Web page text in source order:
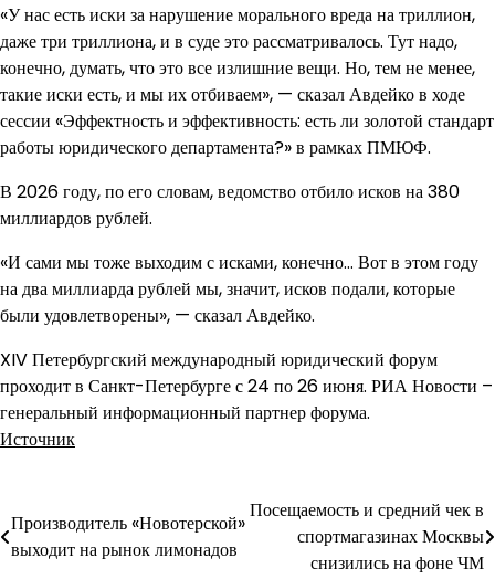
«У нас есть иски за нарушение морального вреда на триллион,
даже три триллиона, и в суде это рассматривалось. Тут надо,
конечно, думать, что это все излишние вещи. Но, тем не менее,
такие иски есть, и мы их отбиваем», — сказал Авдейко в ходе
сессии «Эффектность и эффективность: есть ли золотой стандарт
работы юридического департамента?» в рамках ПМЮФ.
В 2026 году, по его словам, ведомство отбило исков на 380
миллиардов рублей.
«И сами мы тоже выходим с исками, конечно… Вот в этом году
на два миллиарда рублей мы, значит, исков подали, которые
были удовлетворены», — сказал Авдейко.
XIV Петербургский международный юридический форум
проходит в Санкт-Петербурге с 24 по 26 июня. РИА Новости –
генеральный информационный партнер форума.
Источник
Навигация
по
Производитель «Новотерской»
выходит на рынок лимонадов
Посещаемость и средний чек в
спортмагазинах Москвы
снизились на фоне ЧМ